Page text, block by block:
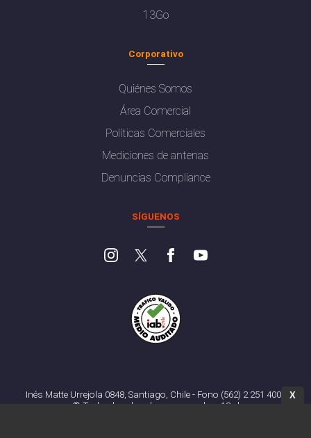
13Go
Corporativo
Quiénes Somos
Área Comercial
Políticas Comerciales
Mediciones de antenas
Denuncias Compliance
SÍGUENOS
Inés Matte Urrejola 0848, Santiago, Chile - Fono (562) 2 251 4000
© Todos los derechos reservados. 13.cl
X